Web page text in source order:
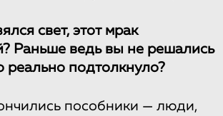
свет, этот мрак
Раньше ведь вы не решались
реально подтолкнуло?
пособники — люди,